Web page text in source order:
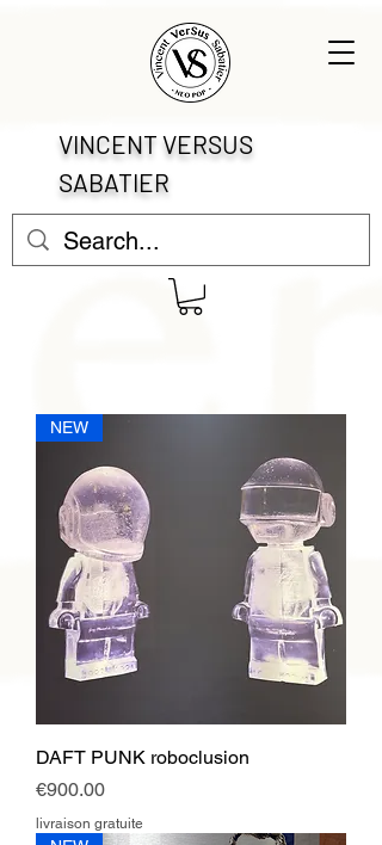
VINCENT VERSUS
SABATIER
NEW
DAFT PUNK roboclusion
Price
€900.00
livraison gratuite